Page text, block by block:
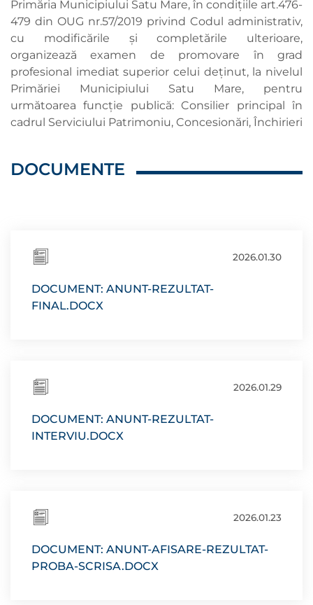
Primăria Municipiului Satu Mare, în condițiile art.476-
479 din OUG nr.57/2019 privind Codul administrativ,
cu modificările şi completările ulterioare,
organizează examen de promovare în grad
profesional imediat superior celui deținut, la nivelul
Primăriei Municipiului Satu Mare, pentru
următoarea funcție publică: Consilier principal în
cadrul Serviciului Patrimoniu, Concesionări, Închirieri
DOCUMENTE
2026.01.30
DOCUMENT: ANUNT-REZULTAT-
FINAL.DOCX
2026.01.29
DOCUMENT: ANUNT-REZULTAT-
INTERVIU.DOCX
2026.01.23
DOCUMENT: ANUNT-AFISARE-REZULTAT-
PROBA-SCRISA.DOCX